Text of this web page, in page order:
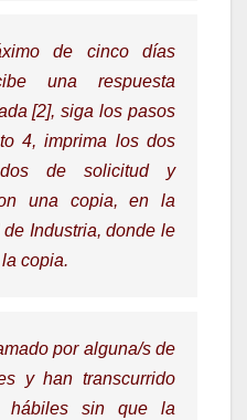
de cinco días
una respuesta
[2], siga los pasos
4, imprima los dos
de solicitud y
una copia, en la
Industria, donde le
copia.
por alguna/s de
y han transcurrido
hábiles sin que la